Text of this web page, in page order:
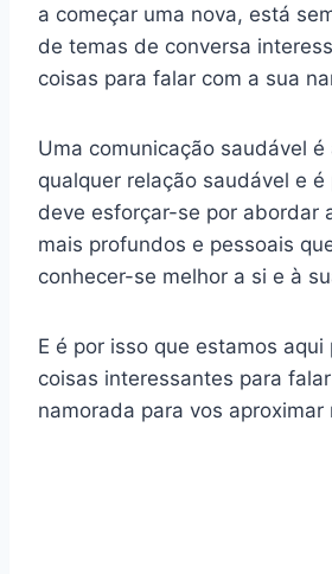
a começar uma nova, está
de temas de conversa
coisas para falar com a sua
Uma comunicação saudável é
qualquer relação saudável e é
deve esforçar-se por abordar
mais profundos e pessoais
conhecer-se melhor a si e à
E é por isso que estamos aqui
coisas interessantes para
namorada para vos aproximar